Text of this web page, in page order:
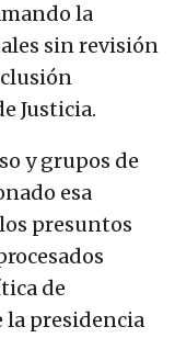
la
sin revisión
Justicia.
y grupos de
esa
presuntos
de
la presidencia